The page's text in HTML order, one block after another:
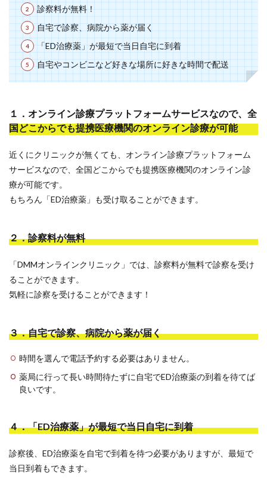
診察料が無料！
自宅で診察、病院から薬が届く
「ED治療薬」が最短で当日自宅に到着
自宅やコンビニなど好きな場所に好きな時間で配送
１．オンライン診療プラットフォームサービスなので、全
国どこからでも提携医療機関のオンライン診療が可能
近くにクリニックが無くても、オンライン診療プラットフォーム
サービスなので、全国どこからでも提携医療機関のオンライン診
療が可能です。
もちろん「ED治療薬」も受け取ることができます。
２．診察料が無料
「DMMオンラインクリニック」では、診察料が無料で診察を受け
ることができます。
気軽に診察を受けることができます！
３．自宅で診察、病院から薬が届く
時間を選んで電話予約する必要はありません。
薬局に行って長い時間待たずに自宅でED治療薬の到着を待てば
良いです。
４．「ED治療薬」が最短で当日自宅に到着
診察後、ED治療薬を自宅で到着を待つ必要がありますが、最短で
当日到着もできます。